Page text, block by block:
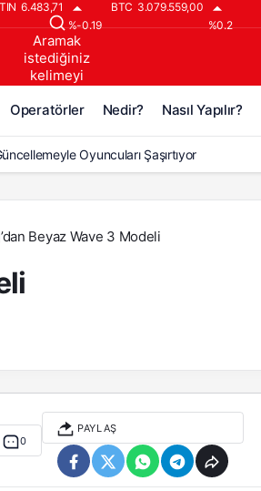
6.483,71
%-0.19
BTC 3.079.559,00
%0.2
Aramak
istediğiniz
kelimeyi
Operatörler Nedir? Nasıl Yapılır?
Oyuncuları Şaşırtıyor
Yıl Sonra Geldi!
Beyaz Wave 3 Modeli
0
PAYLAŞ